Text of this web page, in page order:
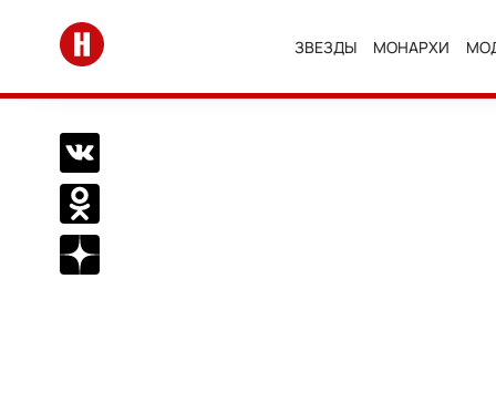
Перейти на главную
ЗВЕЗДЫ МОНАРХИ
Поделиться Вконтакте
Поделиться в Одноклассниках
Подписаться на нас в Дзен